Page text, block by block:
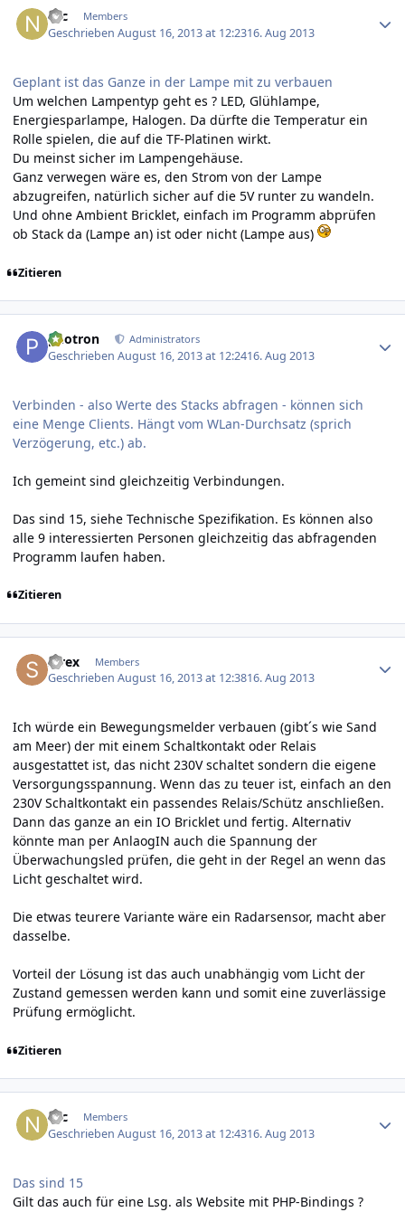
Nic Members
GeschriebenAugust 16, 2013 at 12:2316. Aug 2013
Geplant ist das Ganze in der Lampe mit zu verbauen
Um welchen Lampentyp geht es ? LED, Glühlampe,
Energiesparlampe, Halogen. Da dürfte die Temperatur ein
Rolle spielen, die auf die TF-Platinen wirkt.
Du meinst sicher im Lampengehäuse.
Ganz verwegen wäre es, den Strom von der Lampe
abzugreifen, natürlich sicher auf die 5V runter zu wandeln.
Und ohne Ambient Bricklet, einfach im Programm abprüfen
ob Stack da (Lampe an) ist oder nicht (Lampe aus)
Zitieren
photron Administrators
GeschriebenAugust 16, 2013 at 12:2416. Aug 2013
Verbinden - also Werte des Stacks abfragen - können sich
eine Menge Clients. Hängt vom WLan-Durchsatz (sprich
Verzögerung, etc.) ab.
Ich gemeint sind gleichzeitig Verbindungen.
Das sind 15, siehe Technische Spezifikation. Es können also
alle 9 interessierten Personen gleichzeitig das abfragenden
Programm laufen haben.
Zitieren
strex Members
GeschriebenAugust 16, 2013 at 12:3816. Aug 2013
Ich würde ein Bewegungsmelder verbauen (gibt´s wie Sand
am Meer) der mit einem Schaltkontakt oder Relais
ausgestattet ist, das nicht 230V schaltet sondern die eigene
Versorgungsspannung. Wenn das zu teuer ist, einfach an den
230V Schaltkontakt ein passendes Relais/Schütz anschließen.
Dann das ganze an ein IO Bricklet und fertig. Alternativ
könnte man per AnlaogIN auch die Spannung der
Überwachungsled prüfen, die geht in der Regel an wenn das
Licht geschaltet wird.
Die etwas teurere Variante wäre ein Radarsensor, macht aber
dasselbe.
Vorteil der Lösung ist das auch unabhängig vom Licht der
Zustand gemessen werden kann und somit eine zuverlässige
Prüfung ermöglicht.
Zitieren
Nic Members
GeschriebenAugust 16, 2013 at 12:4316. Aug 2013
Das sind 15
Gilt das auch für eine Lsg. als Website mit PHP-Bindings ?